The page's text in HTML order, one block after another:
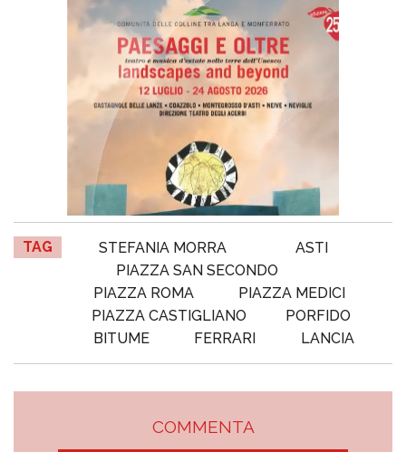
TAG STEFANIA MORRA
ASTI
PIAZZA SAN SECONDO
PIAZZA ROMA
PIAZZA MEDICI
PIAZZA CASTIGLIANO
PORFIDO
BITUME
FERRARI LANCIA
COMMENTA